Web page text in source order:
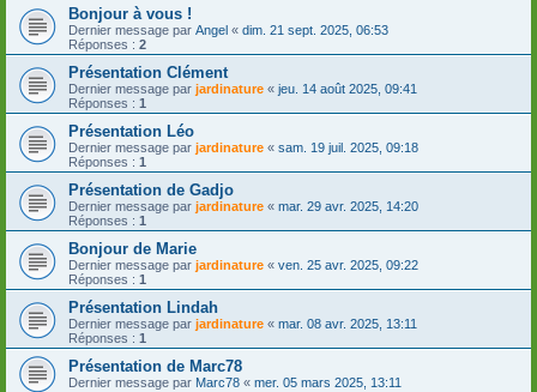
Bonjour à vous !
Dernier message par Angel « dim. 21 sept. 2025, 06:53
Réponses : 2
Présentation Clément
Dernier message par jardinature « jeu. 14 août 2025, 09:41
Réponses : 1
Présentation Léo
Dernier message par jardinature « sam. 19 juil. 2025, 09:18
Réponses : 1
Présentation de Gadjo
Dernier message par jardinature « mar. 29 avr. 2025, 14:20
Réponses : 1
Bonjour de Marie
Dernier message par jardinature « ven. 25 avr. 2025, 09:22
Réponses : 1
Présentation Lindah
Dernier message par jardinature « mar. 08 avr. 2025, 13:11
Réponses : 1
Présentation de Marc78
Dernier message par Marc78 « mer. 05 mars 2025, 13:11